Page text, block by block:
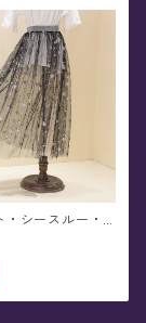
シースルー・
全3色x